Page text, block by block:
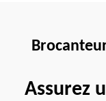
Assurez